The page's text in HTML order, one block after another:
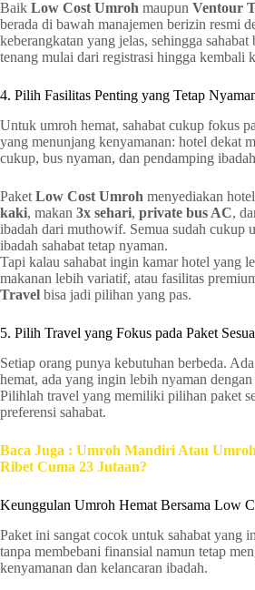
Baik Low Cost Umroh maupun Ventour
berada di bawah manajemen berizin resmi
keberangkatan yang jelas, sehingga sahabat
tenang mulai dari registrasi hingga kembali
4. Pilih Fasilitas Penting yang Tetap
Untuk umroh hemat, sahabat cukup fokus
yang menunjang kenyamanan: hotel dekat
cukup, bus nyaman, dan pendamping
Paket Low Cost Umroh menyediakan
kaki, makan 3x sehari, private bus AC,
ibadah dari muthowif. Semua sudah cukup
ibadah sahabat tetap nyaman.
Tapi kalau sahabat ingin kamar hotel yang
makanan lebih variatif, atau fasilitas
Travel bisa jadi pilihan yang pas.
5. Pilih Travel yang Fokus pada Paket
Setiap orang punya kebutuhan berbeda.
hemat, ada yang ingin lebih nyaman
Pilihlah travel yang memiliki pilihan paket
preferensi sahabat.
Baca Juga : Umroh Mandiri Atau
Ribet Cuma 23 Jutaan?
Keunggulan Umroh Hemat Bersama Low
Paket ini sangat cocok untuk sahabat yang
tanpa membebani finansial namun tetap
kenyamanan dan kelancaran ibadah.